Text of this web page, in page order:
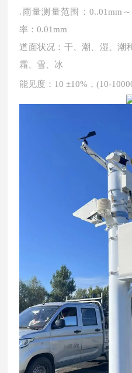
.雨量测量范围：0..01mm
率：0.01mm
道面状况：干、潮、湿、潮
霜、雪、冰
能见度： 10 ±10%，(10-